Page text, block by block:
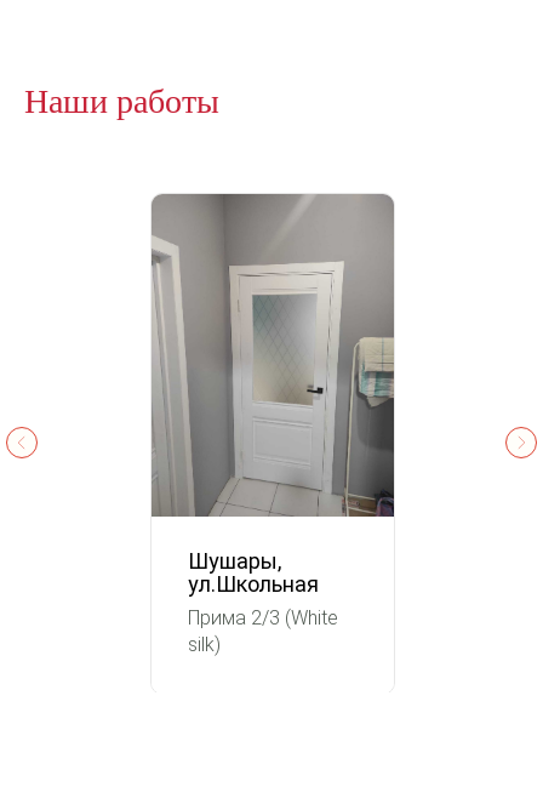
Наши работы
Шушары,
ул.Школьная
Прима 2/3 (White
silk)